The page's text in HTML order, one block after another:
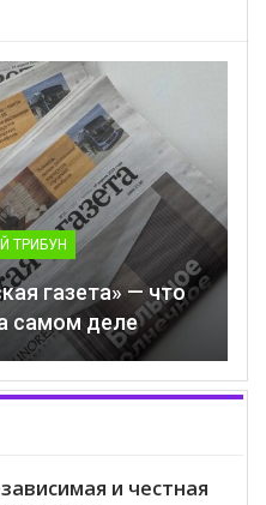
ТРИБУН
газета» — что
самом деле
и честная